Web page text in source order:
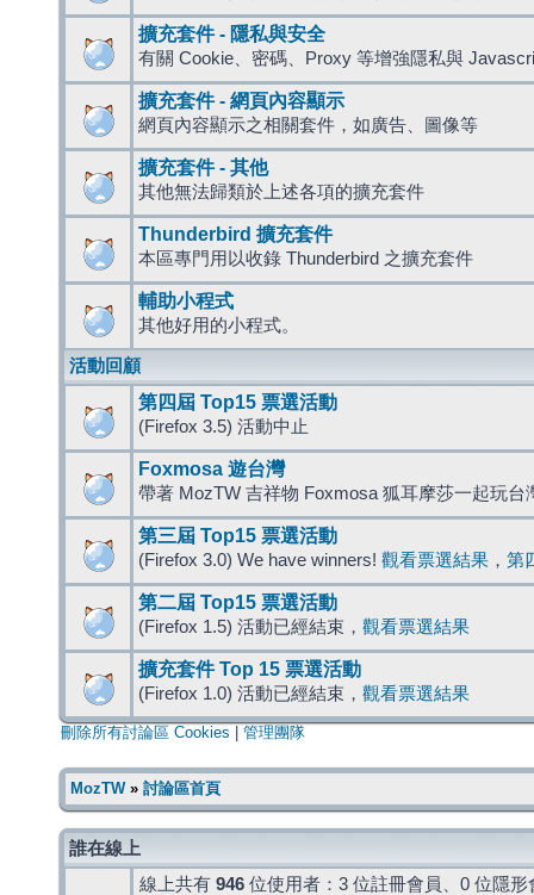
擴充套件 - 隱私與安全
有關 Cookie、密碼、Proxy 等增強隱私與
擴充套件 - 網頁內容顯示
網頁內容顯示之相關套件，如廣告、圖像等
擴充套件 - 其他
其他無法歸類於上述各項的擴充套件
Thunderbird 擴充套件
本區專門用以收錄 Thunderbird 之擴充套件
輔助小程式
其他好用的小程式。
活動回顧
第四屆 Top15 票選活動
(Firefox 3.5) 活動中止
Foxmosa 遊台灣
帶著 MozTW 吉祥物 Foxmosa 狐耳摩莎一起玩台
第三屆 Top15 票選活動
(Firefox 3.0) We have winners! 觀看票選結果 ， 第
第二屆 Top15 票選活動
(Firefox 1.5) 活動已經結束， 觀看票選結果
擴充套件 Top 15 票選活動
(Firefox 1.0) 活動已經結束， 觀看票選結果
刪除所有討論區 Cookies 管理團隊
MozTW» 討論區首頁
誰在線上
線上共有 946 位使用者：3 位註冊會員、0 位隱